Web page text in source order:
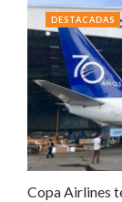
Copa Airlines
DESTACADAS